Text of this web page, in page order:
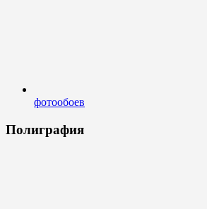
фотообоев
Полиграфия